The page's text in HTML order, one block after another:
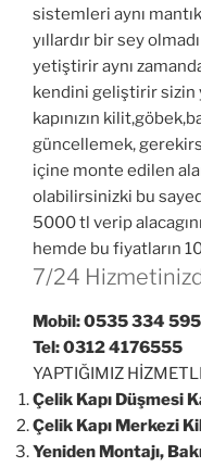
sistemleri aynı
yıllardır bir sey
yetiştirir aynı
kendini geliştirir sizin
kapınızın
güncellemek,
içine monte edilen
olabilirsinizki bu
5000 tl verip
hemde bu fiyatların
7/24
Mobil: 0535 334
Tel: 0312 4176555
YAPTIĞIMIZ
Çelik Kapı Düşmesi
Çelik Kapı Merkezi
Yeniden Montajı,